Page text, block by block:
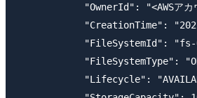
"OwnerId": "<AWSアカ
"CreationTime":
"FileSystemId":
"FileSystemType":
"Lifecycle":